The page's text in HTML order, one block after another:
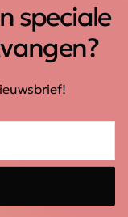
speciale